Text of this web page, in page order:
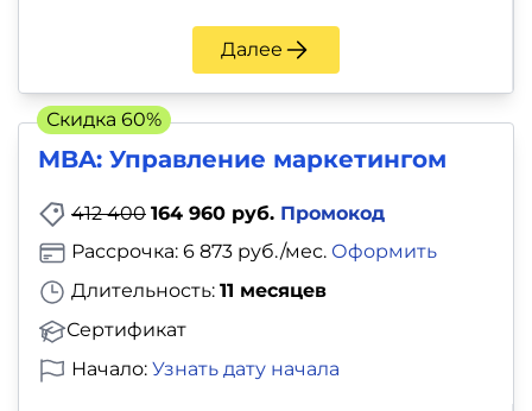
Далее
MBA: Управление маркетингом
412 400 164 960 руб. Промокод
Длительность: 11 месяцев
Сертификат
Рассрочка: 6 873 руб./мес. Оформить
Начало: Узнать дату начала
Скидка 60%